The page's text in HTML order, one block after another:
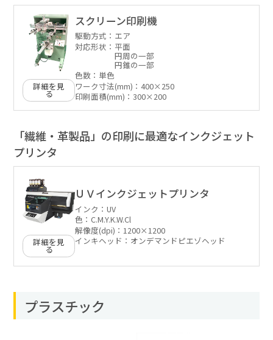
詳細を見
る
スクリーン印刷機
駆動方式： エア
対応形状： 平面
円周の一部
円錐の一部
色数： 単色
ワーク寸法(mm)： 400×250
印刷面積(mm)：300×200
「繊維・革製品」の印刷に最適なインクジェット
プリンタ
詳細を見
る
ＵＶインクジェットプリンタ
インク：UV
色：C.M.Y.K.W.Cl
解像度(dpi)： 1200×1200
インキヘッド： オンデマンドピエゾヘッド
プラスチック